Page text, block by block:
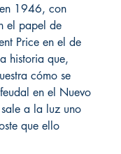
1946, con
el papel de
Price en el de
historia que,
cómo se
en el Nuevo
a la luz uno
que ello